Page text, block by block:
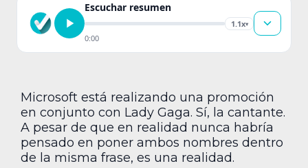
Escuchar resumen
1.1x▾
0:00
Microsoft está realizando una promoción
en conjunto con Lady Gaga. Sí, la cantante.
A pesar de que en realidad nunca habría
pensado en poner ambos nombres dentro
de la misma frase, es una realidad.